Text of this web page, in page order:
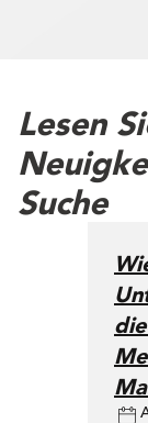
Lesen
Suche